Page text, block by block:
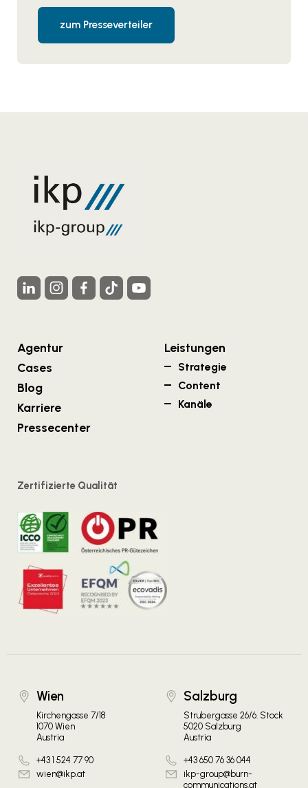
zum Presseverteiler
Agentur
Cases
Blog
Karriere
Pressecenter
Leistungen
Strategie
Content
Kanäle
Zertifizierte Qualität
Wien
Kirchengasse 7/18
1070 Wien
Austria
+43 1 524 77 90
wien@ikp.at
Salzburg
Strubergasse 26/6. Stock
5020 Salzburg
Austria
+43 650 76 36 044
ikp-group@burn-
communications.at